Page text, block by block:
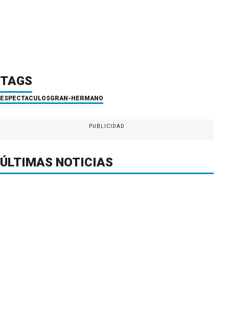
TAGS
ESPECTACULOSGRAN-HERMANO
PUBLICIDAD
ÚLTIMAS NOTICIAS